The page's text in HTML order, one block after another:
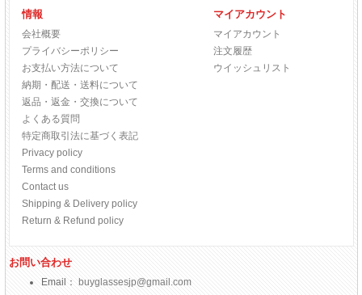
情報
会社概要
プライバシーポリシー
お支払い方法について
納期・配送・送料について
返品・返金・交換について
よくある質問
特定商取引法に基づく表記
Privacy policy
Terms and conditions
Contact us
Shipping & Delivery policy
Return & Refund policy
マイアカウント
マイアカウント
注文履歴
ウイッシュリスト
お問い合わせ
Email： buyglassesjp@gmail.com